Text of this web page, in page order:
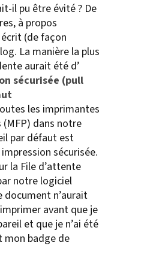
il pu être évité ? De
à propos
(de façon
La manière la plus
aurait été d’
sécurisée (pull
les imprimantes
dans notre
par défaut est
sécurisée.
la File d’attente
notre logiciel
document n’aurait
avant que je
et que je n’ai été
mon badge de